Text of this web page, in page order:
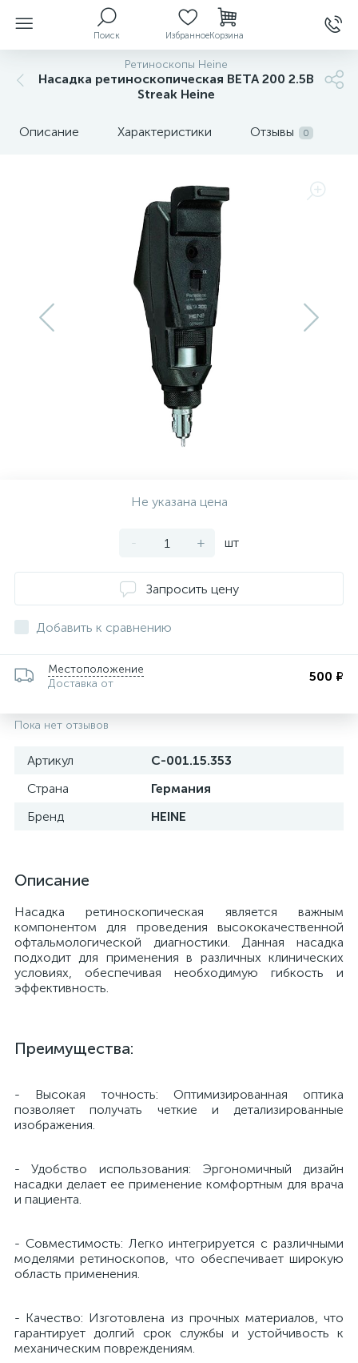
Поиск ИзбранноеКорзина
Ретиноскопы Heine
Насадка ретиноскопическая ВЕТА 200 2.5В
Streak Heine
Описание Характеристики Отзывы 0
Не указана цена
- + шт
Запросить цену
Добавить к сравнению
Местоположение
Доставка от
500 ₽
Пока нет отзывов
Артикул
С-001.15.353
Страна
Германия
Бренд
HEINE
Описание
Насадка ретиноскопическая является важным
компонентом для проведения высококачественной
офтальмологической диагностики. Данная насадка
подходит для применения в различных клинических
условиях, обеспечивая необходимую гибкость и
эффективность.
Преимущества:
- Высокая точность: Оптимизированная оптика
позволяет получать четкие и детализированные
изображения.
- Удобство использования: Эргономичный дизайн
насадки делает ее применение комфортным для врача
и пациента.
- Совместимость: Легко интегрируется с различными
моделями ретиноскопов, что обеспечивает широкую
область применения.
- Качество: Изготовлена из прочных материалов, что
гарантирует долгий срок службы и устойчивость к
механическим повреждениям.